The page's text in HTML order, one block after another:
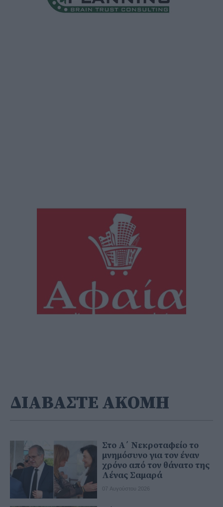
ΔΙΑΒΑΣΤΕ ΑΚΟΜΗ
Στο Α΄ Νεκροταφείο το
μνημόσυνο για τον έναν
χρόνο από τον θάνατο της
Λένας Σαμαρά
07 Αυγούστου 2026